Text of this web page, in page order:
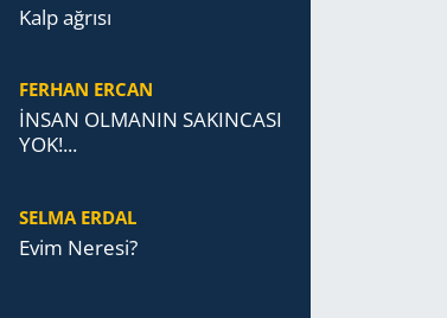
Kalp ağrısı
FERHAN ERCAN
İNSAN OLMANIN SAKINCASI
YOK!...
SELMA ERDAL
Evim Neresi?